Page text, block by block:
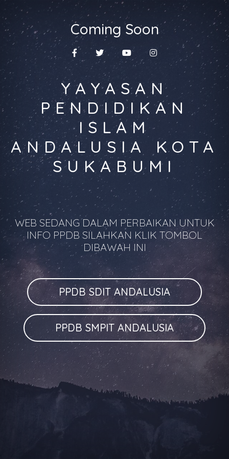
Coming Soon
YAYASAN
PENDIDIKAN
ISLAM
ANDALUSIA KOTA
SUKABUMI
WEB SEDANG DALAM PERBAIKAN UNTUK
INFO PPDB SILAHKAN KLIK TOMBOL
DIBAWAH INI
PPDB SDIT ANDALUSIA
PPDB SMPIT ANDALUSIA